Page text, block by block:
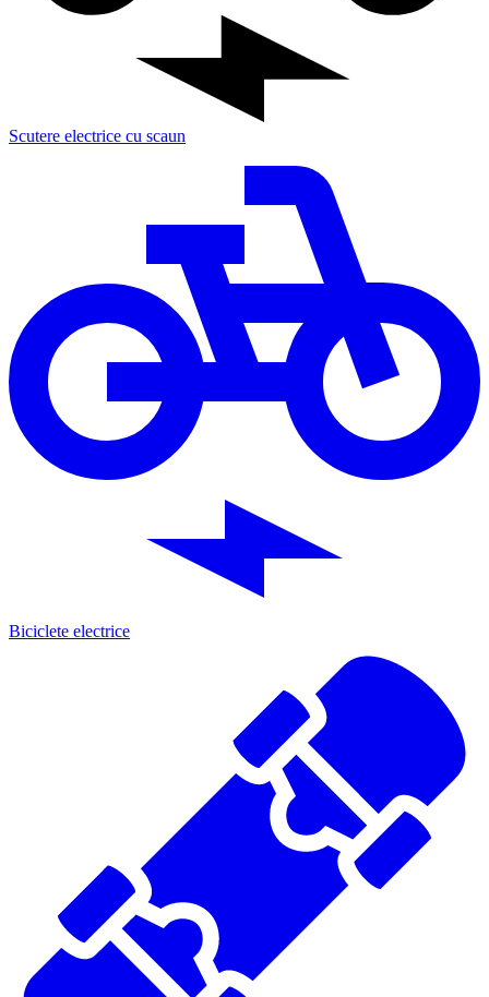
Scutere electrice cu scaun
Biciclete electrice